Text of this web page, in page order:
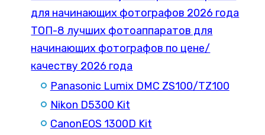
для начинающих фотографов 2026 года
ТОП-8 лучших фотоаппаратов для
начинающих фотографов по цене/
качеству 2026 года
Panasonic Lumix DMC ZS100/TZ100
Nikon D5300 Kit
CanonEOS 1300D Kit